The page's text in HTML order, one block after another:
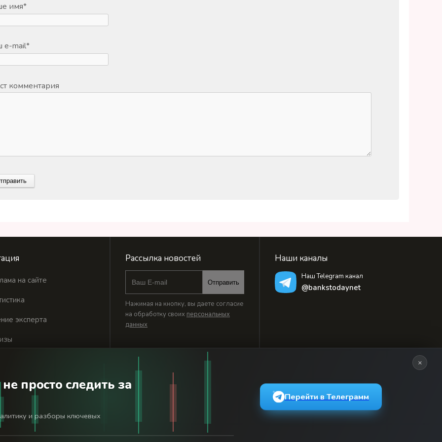
имя*
e-mail*
комментария
на сайте
эксперта
Рассылка новостей
Отправить
Нажимая на кнопку, вы даете согласие
на обработку своих персональных
данных
Наши каналы
Наш Telegram канал
@bankstodaynet
Используя сайт BanksToday.net вы соглашаетесь с пользовательским соглашением
службой по надзору в сфере связи, информационных технологий и массовых коммуникаций, регистрационный номер: серия Эл
×
просто следить за
и разборы ключевых
Перейти в Телеграмм